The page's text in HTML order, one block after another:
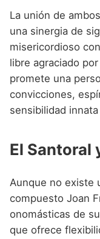
La unión de
una sinergia de
misericordioso
libre agraciado
promete una
convicciones,
sensibilidad
El Santoral
Aunque no existe
compuesto Joan
onomásticas de
que ofrece